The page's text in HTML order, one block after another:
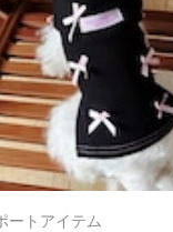
ートアイテム